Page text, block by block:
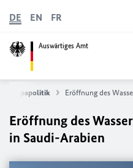
Auswärtiges Amt
DE EN FR
Europapolitik Eröffnung des
Eröffnung des
in Saudi-Arabien